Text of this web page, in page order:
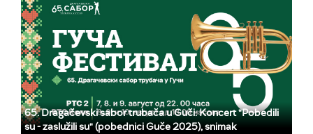
65. Dragačevski sabor trubača u Guči: Koncert "Pobedili
su - zaslužili su" (pobednici Guče 2025), snimak